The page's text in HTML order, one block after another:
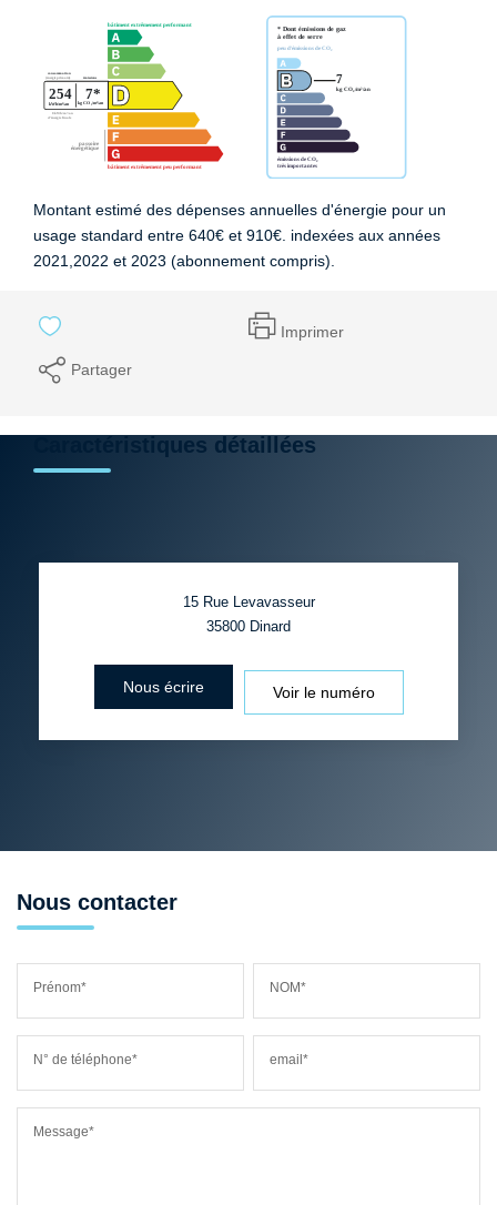
Montant estimé des dépenses annuelles d'énergie pour un
usage standard entre 640€ et 910€. indexées aux années
2021,2022 et 2023 (abonnement compris).
Imprimer
Partager
Caractéristiques détaillées
15 Rue Levavasseur
35800 Dinard
Nous écrire Voir le numéro
Nous contacter
Prénom* NOM*
N° de téléphone* email*
Message*